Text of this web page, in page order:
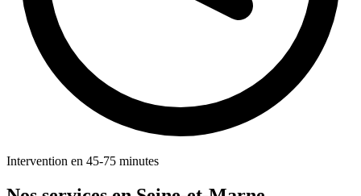
Intervention en 45-75 minutes